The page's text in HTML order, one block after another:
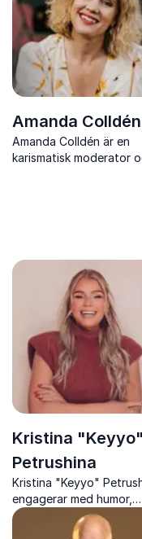
Amanda Colldén
Amanda Colldén är en
karismatisk moderator
Kristina "Keyyo"
Petrushina
Kristina "Keyyo"
engagerar med humor,
värme och
som lyfter varje event